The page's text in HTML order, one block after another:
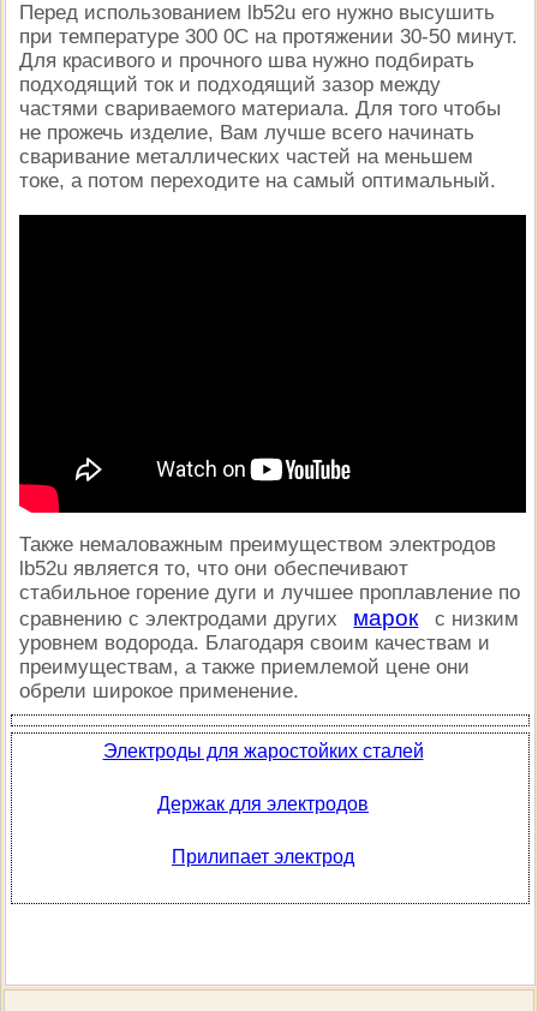
Перед использованием lb52u его нужно высушить
при температуре 300 0С на протяжении 30-50 минут.
Для красивого и прочного шва нужно подбирать
подходящий ток и подходящий зазор между
частями свариваемого материала. Для того чтобы
не прожечь изделие, Вам лучше всего начинать
сваривание металлических частей на меньшем
токе, а потом переходите на самый оптимальный.
Также немаловажным преимуществом электродов
lb52u является то, что они обеспечивают
стабильное горение дуги и лучшее проплавление по
сравнению с электродами других
марок
с низким
уровнем водорода. Благодаря своим качествам и
преимуществам, а также приемлемой цене они
обрели широкое применение.
Электроды для жаростойких сталей
Держак для электродов
Прилипает электрод